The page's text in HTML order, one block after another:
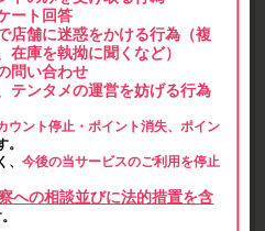
ート回答
店舗に迷惑をかける行為（複
在庫を執拗に聞くなど）
問い合わせ
テンタメの運営を妨げる行為
ウント停止・ポイント消失、ポイン
。
、今後の当サービスのご利用を停止
への相談並びに法的措置を含